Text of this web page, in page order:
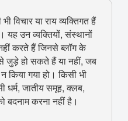
विचार या राय व्यक्तिगत हैं
उन व्यक्तियों, संस्थानों
करते हैं जिनसे ब्लॉग के
जुड़े हो सकते हैं या नहीं, जब
गया हो। किसी भी
धर्म, जातीय समूह, क्लब,
बदनाम करना नहीं है।